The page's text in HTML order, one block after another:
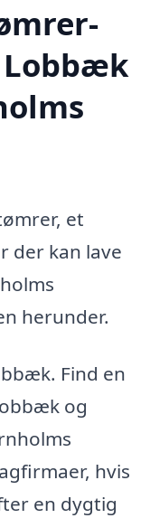
et
der kan lave
herunder.
Find en
og
hvis
en dygtig